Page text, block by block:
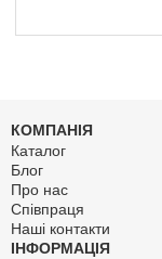
КОМПАНІЯ
Каталог
Блог
Про нас
Співпраця
Наші контакти
ІНФОРМАЦІЯ